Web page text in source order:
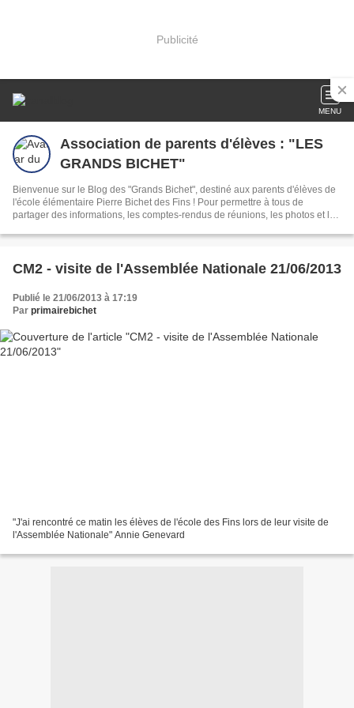
Publicité
MENU
Association de parents d'élèves : "LES
GRANDS BICHET"
Bienvenue sur le Blog des "Grands Bichet", destiné aux parents d'élèves de
l'école élémentaire Pierre Bichet des Fins ! Pour permettre à tous de
partager des informations, les comptes-rendus de réunions, les photos et les
CM2 - visite de l'Assemblée Nationale 21/06/2013
Publié le 21/06/2013 à 17:19
Par primairebichet
"J'ai rencontré ce matin les élèves de l'école des Fins lors de leur visite de
l'Assemblée Nationale" Annie Genevard